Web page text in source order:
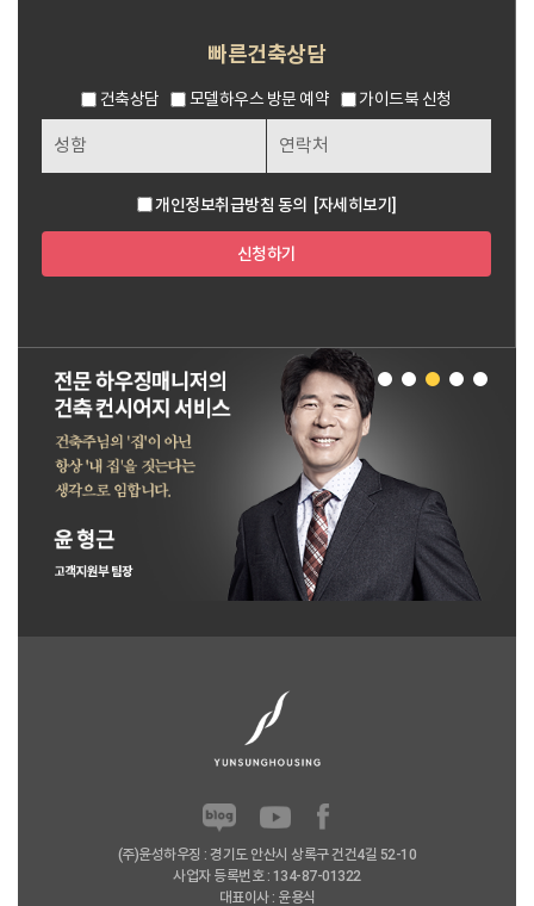
빠른건축상담
건축상담 모델하우스 방문 예약 가이드북 신청
개인정보취급방침 동의 [자세히보기]
신청하기
(주)윤성하우징 : 경기도 안산시 상록구 건건4길 52-10
사업자 등록번호 : 134-87-01322
대표이사 : 윤용식